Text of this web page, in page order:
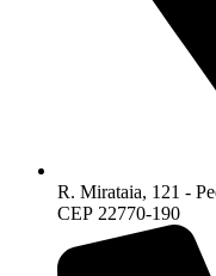
R. Mirataia, 121 -
CEP 22770-190